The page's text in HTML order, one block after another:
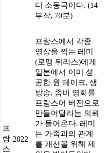
디 소동극이다. (14
부작, 70분)
프
랑
스
2022
프랑스에서 각종
영상을 찍는 레미
(로맹 뒤리스)에게
일본에서 이미 성
공한 원 테이크, 생
방송, 좀비 영화를
프랑스어 버전으로
만들어달라는 의뢰
가 들어온다. 레미
는 가족과의 관계
를 개선을 위해 제